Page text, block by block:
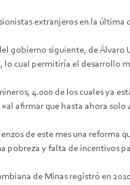
extranjeros en la
gobierno siguiente, de Álvaro
cual permitiría el desarrollo
4.000 de los cuales ya
afirmar que hasta ahora
de este mes una
pobreza y falta de incentivos
de Minas registró en